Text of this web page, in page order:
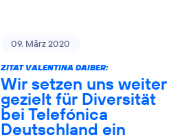
09. März 2020
ZITAT VALENTINA DAIBER:
Wir setzen uns weiter
gezielt für Diversität
bei Telefónica
Deutschland ein